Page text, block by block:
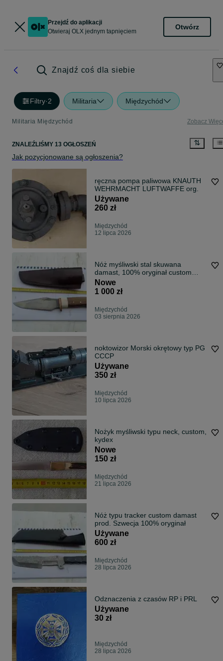
Przejdź do aplikacji
Otwieraj OLX jednym tapnięciem
Otwórz
Znajdź coś dla siebie
Filtry·2 Militaria Międzychód
Militaria Międzychód Zobacz
ZNALEŹLIŚMY 13 OGŁOSZEŃ
Jak pozycjonowane są ogłoszenia?
ręczna pompa paliwowa KNAUTH
WEHRMACHT LUFTWAFFE org.
Używane
260 zł
Międzychód
12 lipca 2026
Nóż myśliwski stal skuwana
damast, 100% oryginał custom
Piotr Kamiński
Nowe
1 000 zł
Międzychód
03 sierpnia 2026
noktowizor Morski okrętowy typ PG
CCCP
Używane
350 zł
Międzychód
10 lipca 2026
Nożyk myśliwski typu neck, custom,
kydex
Nowe
150 zł
Międzychód
21 lipca 2026
Nóż typu tracker custom damast
prod. Szwecja 100% oryginał
Używane
600 zł
Międzychód
28 lipca 2026
Odznaczenia z czasów RP i PRL
Używane
30 zł
Międzychód
28 lipca 2026